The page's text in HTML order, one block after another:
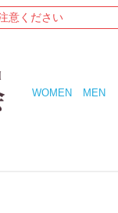
意ください
WOMEN MEN